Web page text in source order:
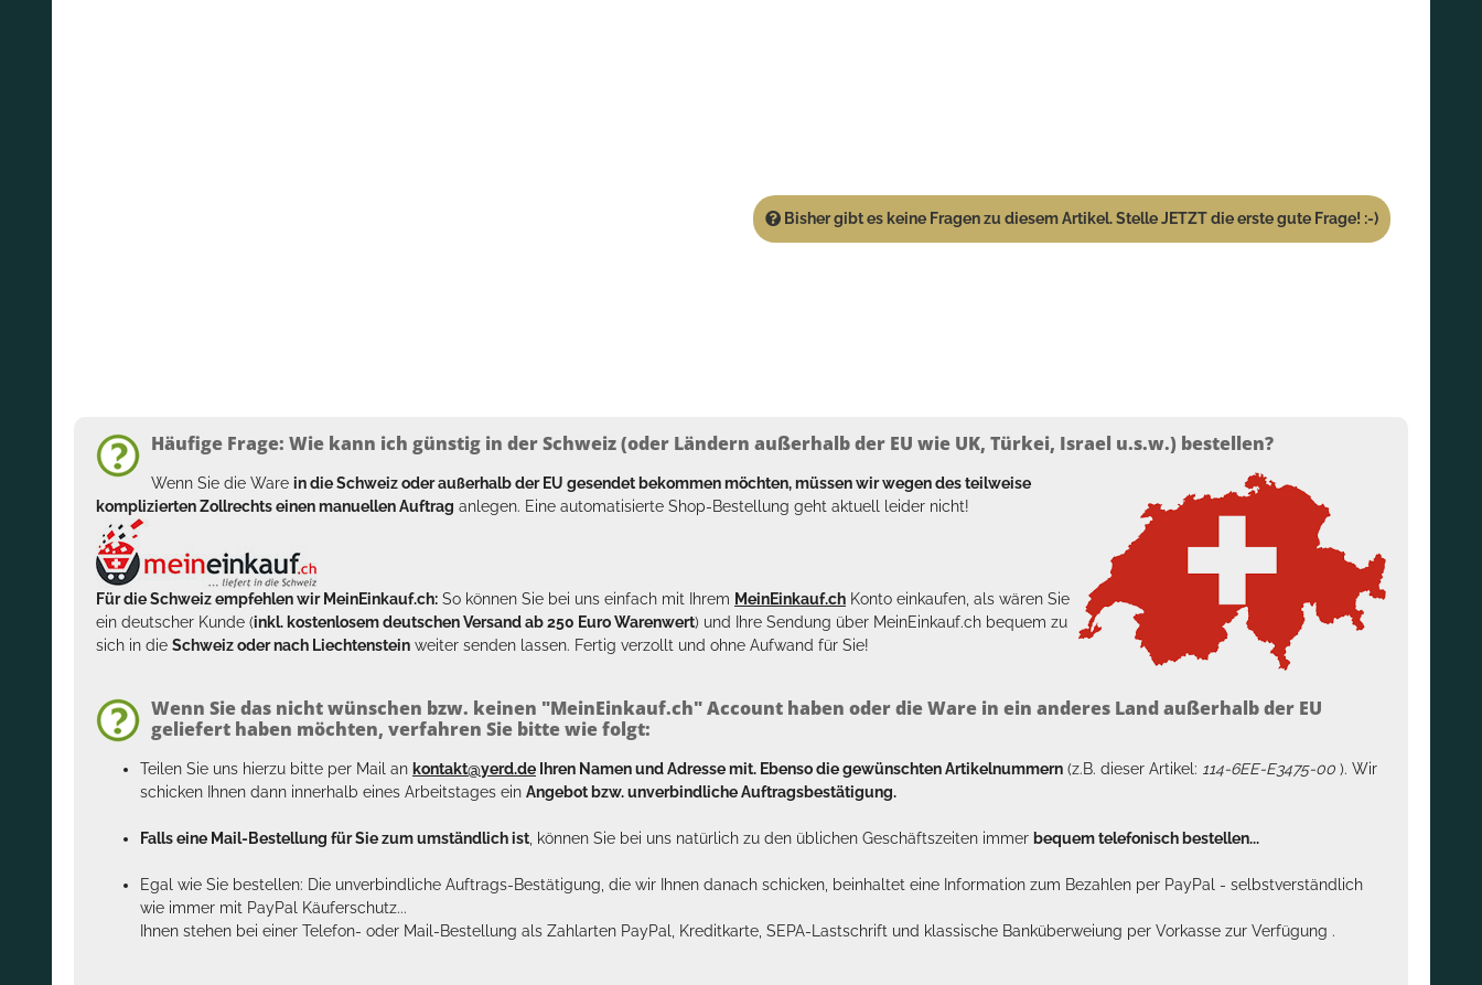
Bisher gibt es keine Fragen zu diesem Artikel. Stelle JETZT die erste gute Frage! :-)
Häufige Frage: Wie kann ich günstig in der Schweiz (oder Ländern außerhalb der EU wie UK, Türkei, Israel u.s.w.) bestellen?
Wenn Sie die Ware in die Schweiz oder außerhalb der EU gesendet bekommen möchten, müssen wir wegen des teilweise
komplizierten Zollrechts einen manuellen Auftrag anlegen. Eine automatisierte Shop-Bestellung geht aktuell leider nicht!
Für die Schweiz empfehlen wir MeinEinkauf.ch: So können Sie bei uns einfach mit Ihrem MeinEinkauf.ch Konto einkaufen, als wären Sie
ein deutscher Kunde (inkl. kostenlosem deutschen Versand ab 250 Euro Warenwert) und Ihre Sendung über MeinEinkauf.ch bequem zu
sich in die Schweiz oder nach Liechtenstein weiter senden lassen. Fertig verzollt und ohne Aufwand für Sie!
Wenn Sie das nicht wünschen bzw. keinen "MeinEinkauf.ch" Account haben oder die Ware in ein anderes Land außerhalb der EU
geliefert haben möchten, verfahren Sie bitte wie folgt:
Teilen Sie uns hierzu bitte per Mail an kontakt@yerd.de Ihren Namen und Adresse mit. Ebenso die gewünschten Artikelnummern (z.B. dieser Artikel: 114-6EE-E3475-00 ). Wir
schicken Ihnen dann innerhalb eines Arbeitstages ein Angebot bzw. unverbindliche Auftragsbestätigung.
Falls eine Mail-Bestellung für Sie zum umständlich ist , können Sie bei uns natürlich zu den üblichen Geschäftszeiten immer bequem telefonisch bestellen...
Egal wie Sie bestellen: Die unverbindliche Auftrags-Bestätigung, die wir Ihnen danach schicken, beinhaltet eine Information zum Bezahlen per PayPal - selbstverständlich
wie immer mit PayPal Käuferschutz...
Ihnen stehen bei einer Telefon- oder Mail-Bestellung als Zahlarten PayPal, Kreditkarte, SEPA-Lastschrift und klassische Banküberweiung per Vorkasse zur Verfügung .